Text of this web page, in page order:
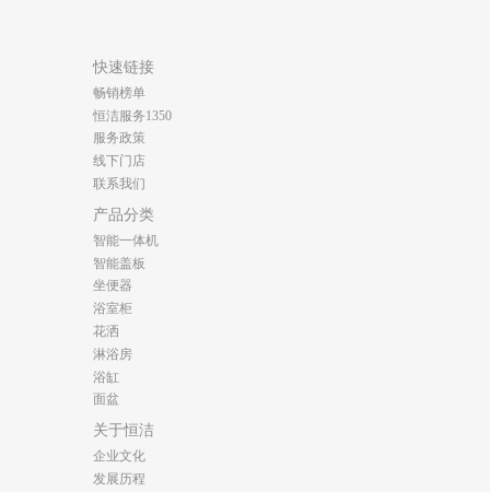
快速链接
畅销榜单
恒洁服务1350
服务政策
线下门店
联系我们
产品分类
智能一体机
智能盖板
坐便器
浴室柜
花洒
淋浴房
浴缸
面盆
关于恒洁
企业文化
发展历程